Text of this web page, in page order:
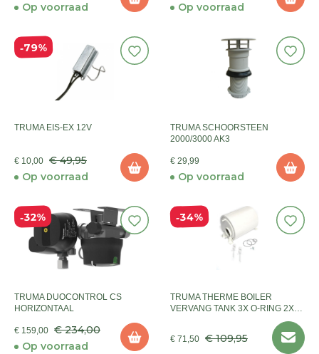
Op voorraad Op voorraad
79%
TRUMA EIS-EX 12V
€ 10,00 € 49,95
Op voorraad
TRUMA SCHOORSTEEN
2000/3000 AK3
€ 29,99
Op voorraad
32%
TRUMA DUOCONTROL CS
HORIZONTAAL
€ 159,00 € 234,00
Op voorraad
34%
TRUMA THERME BOILER
VERVANG TANK 3X O-RING 2X
€ 71,50 € 109,95